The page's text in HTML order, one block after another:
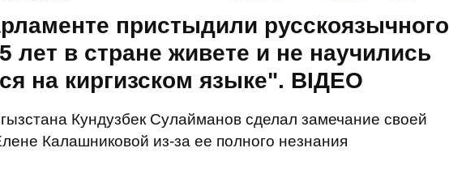
пристыдили русскоязычного
лет в стране живете и не научились
на киргизском языке". ВIДЕО
Кундузбек Сулайманов сделал замечание своей
Калашниковой из-за ее полного незнания